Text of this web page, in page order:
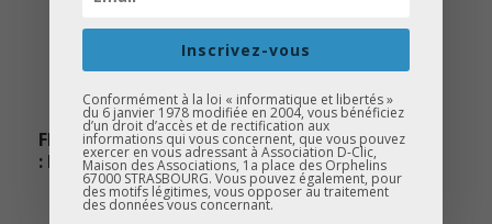
FINALE CRÉA D-CLIC & OGMA
: RDV JEUDI 22 MAI À L’INSP !
Inscrivez-vous
Conformément à la loi « informatique et libertés »
du 6 janvier 1978 modifiée en 2004, vous bénéficiez
d’un droit d’accès et de rectification aux
informations qui vous concernent, que vous pouvez
exercer en vous adressant à Association D-Clic,
Maison des Associations, 1a place des Orphelins
67000 STRASBOURG. Vous pouvez également, pour
des motifs légitimes, vous opposer au traitement
des données vous concernant.